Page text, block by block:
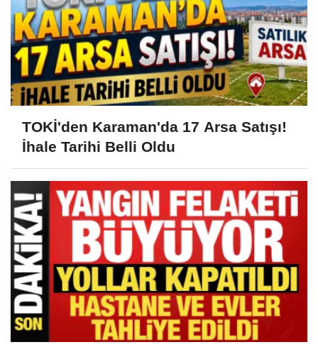
TOKİ'den Karaman'da 17 Arsa Satışı!
İhale Tarihi Belli Oldu